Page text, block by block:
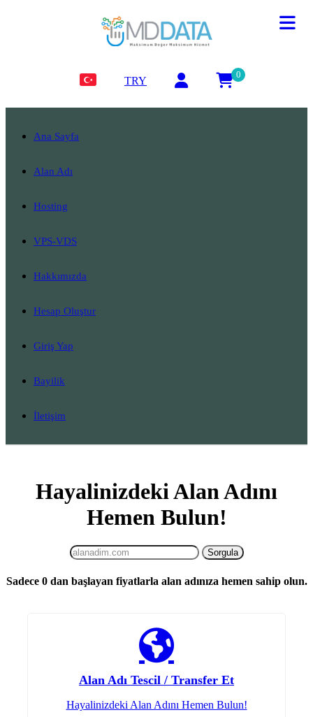
TRY
0
Ana Sayfa
Alan Adı
Hosting
VPS-VDS
Hakkımızda
Hesap Oluştur
Giriş Yap
Bayilik
İletişim
Hayalinizdeki Alan Adını
Hemen Bulun!
Sadece 0dan başlayan fiyatlarla alan adınıza hemen sahip olun.
Alan Adı Tescil / Transfer Et
Hayalinizdeki Alan Adını Hemen Bulun!